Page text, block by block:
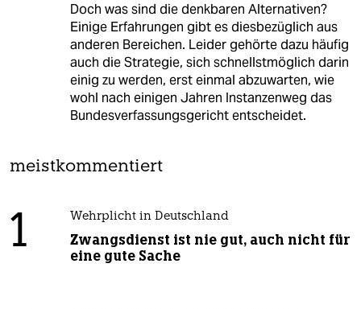
Doch was sind die denkbaren Alternativen?
Einige Erfahrungen gibt es diesbezüglich aus
anderen Bereichen. Leider gehörte dazu häufig
auch die Strategie, sich schnellstmöglich darin
einig zu werden, erst einmal abzuwarten, wie
wohl nach einigen Jahren Instanzenweg das
Bundesverfassungsgericht entscheidet.
meistkommentiert
1 Wehrplicht in Deutschland
Zwangsdienst ist nie gut, auch nicht für
eine gute Sache